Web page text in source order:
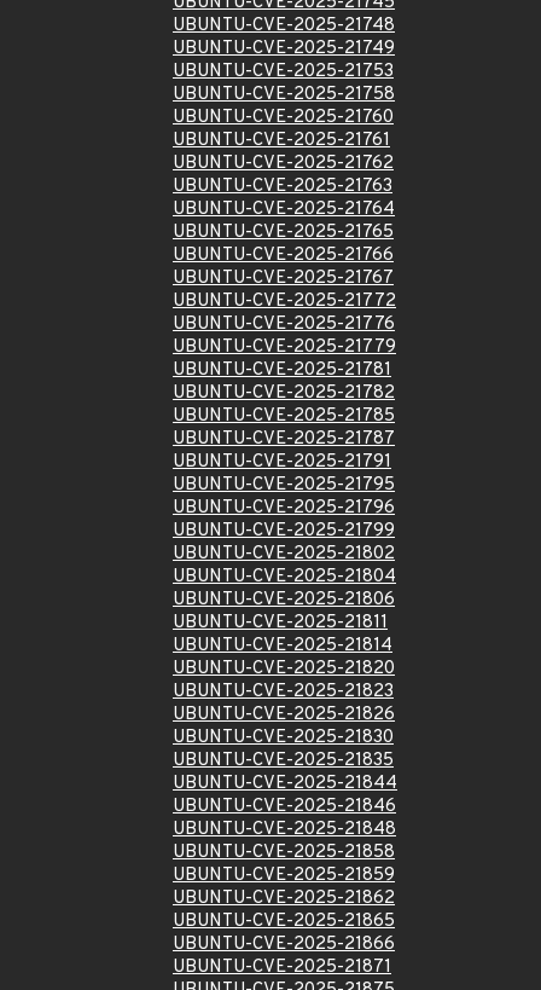
UBUNTU-CVE-2025-21748
UBUNTU-CVE-2025-21749
UBUNTU-CVE-2025-21753
UBUNTU-CVE-2025-21758
UBUNTU-CVE-2025-21760
UBUNTU-CVE-2025-21761
UBUNTU-CVE-2025-21762
UBUNTU-CVE-2025-21763
UBUNTU-CVE-2025-21764
UBUNTU-CVE-2025-21765
UBUNTU-CVE-2025-21766
UBUNTU-CVE-2025-21767
UBUNTU-CVE-2025-21772
UBUNTU-CVE-2025-21776
UBUNTU-CVE-2025-21779
UBUNTU-CVE-2025-21781
UBUNTU-CVE-2025-21782
UBUNTU-CVE-2025-21785
UBUNTU-CVE-2025-21787
UBUNTU-CVE-2025-21791
UBUNTU-CVE-2025-21795
UBUNTU-CVE-2025-21796
UBUNTU-CVE-2025-21799
UBUNTU-CVE-2025-21802
UBUNTU-CVE-2025-21804
UBUNTU-CVE-2025-21806
UBUNTU-CVE-2025-21811
UBUNTU-CVE-2025-21814
UBUNTU-CVE-2025-21820
UBUNTU-CVE-2025-21823
UBUNTU-CVE-2025-21826
UBUNTU-CVE-2025-21830
UBUNTU-CVE-2025-21835
UBUNTU-CVE-2025-21844
UBUNTU-CVE-2025-21846
UBUNTU-CVE-2025-21848
UBUNTU-CVE-2025-21858
UBUNTU-CVE-2025-21859
UBUNTU-CVE-2025-21862
UBUNTU-CVE-2025-21865
UBUNTU-CVE-2025-21866
UBUNTU-CVE-2025-21871